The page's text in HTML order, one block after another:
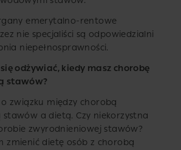
emerytalno-rentowe
nie specjaliści są odpowiedzialni
niepełnosprawności.
odżywiać, kiedy masz chorobę
stawów?
związku między chorobą
a dietą. Czy niekorzystna
zwyrodnieniowej stawów?
zmienić dietę osób z chorobą